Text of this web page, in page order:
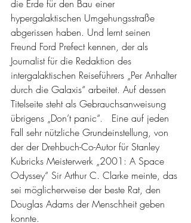
die Erde für den Bau einer
hypergalaktischen Umgehungsstraße
abgerissen haben. Und lernt seinen
Freund Ford Prefect kennen, der als
Journalist für die Redaktion des
intergalaktischen Reiseführers „Per Anhalter
durch die Galaxis“ arbeitet. Auf dessen
Titelseite steht als Gebrauchsanweisung
übrigens „Don’t panic“.   Eine auf jeden
Fall sehr nützliche Grundeinstellung, von
der der Drehbuch-Co-Autor für Stanley
Kubricks Meisterwerk „2001: A Space
Odyssey“ Sir Arthur C. Clarke meinte, das
sei möglicherweise der beste Rat, den
Douglas Adams der Menschheit geben
konnte.